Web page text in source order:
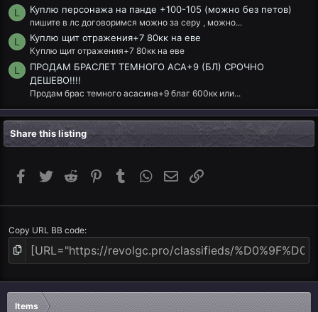
L Куплю персонажа на панде +100-105 (можно без петов)
пишите в лс договоримся можно за серу , можно...
L Куплю щит отражения+7 80кк на еве
Куплю щит отражения+7 80кк на еве
L
ПРОДАМ БРАСЛЕТ ТЕМНОГО АСА+9 (БЛ) СРОЧНО
ДЕШЕВО!!!!
Продам брас темного асасина+9 благ 600кк или...
Share this listing
Facebook
TwitterReddit PinterestTumblr WhatsApp
Email Link
Copy URL BB code
Items